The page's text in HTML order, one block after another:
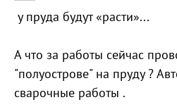
у пруда будут «расти»...
А что за работы сейчас
"полуострове" на пруду ?
сварочные работы .